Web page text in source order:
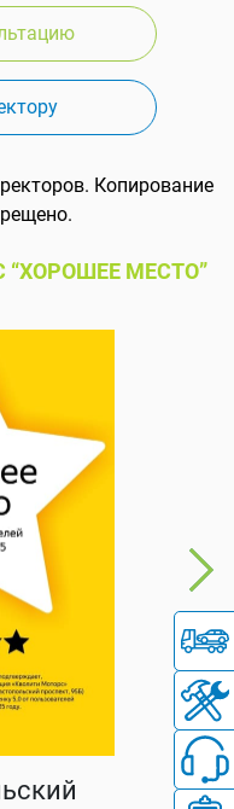
Копирование
МЕСТО”